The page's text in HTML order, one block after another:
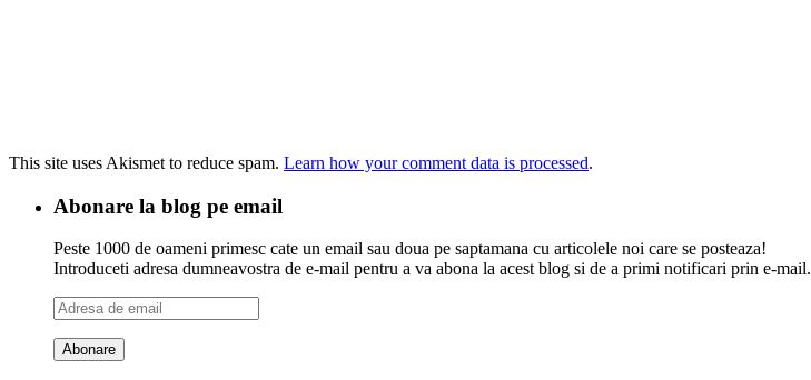
This site uses Akismet to reduce spam. Learn how your comment data is processed.
Abonare la blog pe email
Peste 1000 de oameni primesc cate un email sau doua pe saptamana cu articolele noi care se posteaza!
Introduceti adresa dumneavostra de e-mail pentru a va abona la acest blog si de a primi notificari prin e-mail.
Adresa
de
email